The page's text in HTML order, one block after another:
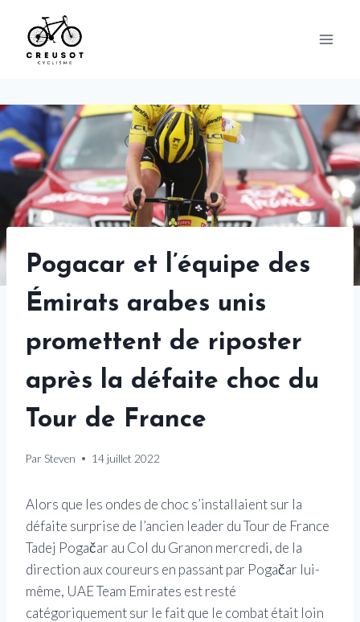
content
Pogacar et l’équipe des
Émirats arabes unis
promettent de riposter
après la défaite choc du
Tour de France
Par Steven 14 juillet 2022
Alors que les ondes de choc s’installaient sur la
défaite surprise de l’ancien leader du Tour de France
Tadej Pogačar au Col du Granon mercredi, de la
direction aux coureurs en passant par Pogačar lui-
même, UAE Team Emirates est resté
catégoriquement sur le fait que le combat était loin